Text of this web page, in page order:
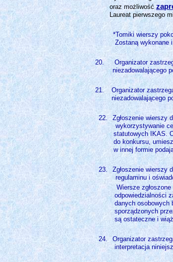
oraz możliwość
Laureat pierwszego
*Tomiki wierszy
Zostaną wykonane i
Organizator
niezadowalającego
Organizator
niezadowalającego
22.
Zgłoszenie wierszy
wykorzystywanie
statutowych IKAS.
do konkursu,
w innej formie
23.
Zgłoszenie wierszy
regulaminu i
Wiersze
odpowiedzialności
danych osobowych
sporządzonych
są ostateczne i
24.
Organizator
interpretacja